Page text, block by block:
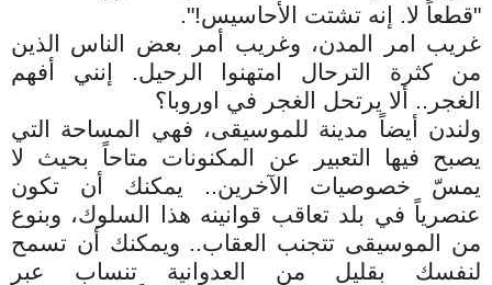
"قطعاً لا. إنه تشتت الأحاسيس!".
غريب امر المدن، وغريب أمر بعض الناس الذين
من كثرة الترحال امتهنوا الرحيل. إنني أفهم
الغجر.. ألا يرتحل الغجر في اوروبا؟
ولندن أيضاً مدينة للموسيقى، فهي المساحة التي
يصبح فيها التعبير عن المكنونات متاحاً بحيث لا
يمسّ خصوصيات الآخرين.. يمكنك أن تكون
عنصرياً في بلد تعاقب قوانينه هذا السلوك، وبنوع
من الموسيقى تتجنب العقاب.. ويمكنك أن تسمح
لنفسك بقليل من العدوانية تنساب عبر